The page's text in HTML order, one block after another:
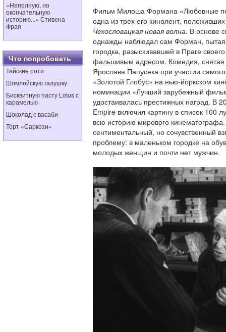
«Неполную, но
окончательную
историю...» Стивена
Фрая
Что попробовать
Тайские роти
Шомлойскую галушку
Бисквитную пасту Lotus с
карамелью
Шоколад с васаби
Торт «Саркози»
Фильм Милоша Формана «Любовные
одна из трех его кинолент,
Чехословацкая новая волна. В основе
однажды наблюдал сам Форман,
городка, разыскивавшей в Праге
фальшивым адресом. Комедия,
Ярослава Папусека при участии
«Золотой Глобус» на нью-йоркском
номинации «Лучший зарубежный
удостаивалась престижных наград. В
Empire включил картину в список 100
всю историю мирового
сентиментальный, но сочувственный
проблему: в маленьком городке на
молодых женщин и почти нет мужчин.